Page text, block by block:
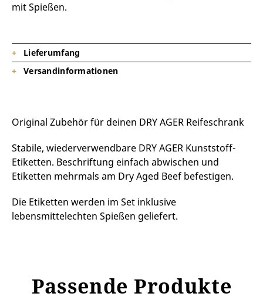
mit Spießen.
Lieferumfang
Versandinformationen
Original Zubehör für deinen DRY AGER Reifeschrank
Stabile, wiederverwendbare DRY AGER Kunststoff-
Etiketten. Beschriftung einfach abwischen und
Etiketten mehrmals am Dry Aged Beef befestigen.
Die Etiketten werden im Set inklusive
lebensmittelechten Spießen geliefert.
Passende Produkte